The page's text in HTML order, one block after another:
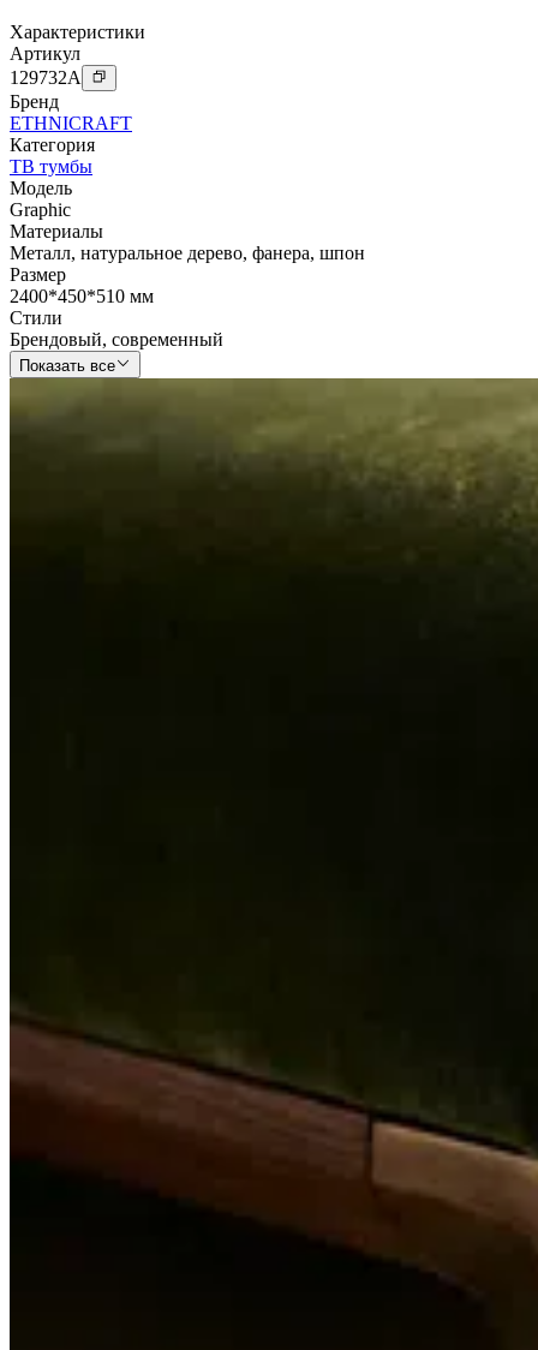
Характеристики
Артикул
129732A
Бренд
ETHNICRAFT
Категория
ТВ тумбы
Модель
Graphic
Материалы
Металл, натуральное дерево, фанера, шпон
Размер
2400*450*510 мм
Стили
Брендовый, современный
Показать все